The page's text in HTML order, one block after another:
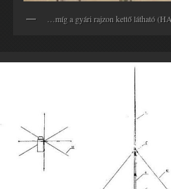
…míg a gyári rajzon kettő látható